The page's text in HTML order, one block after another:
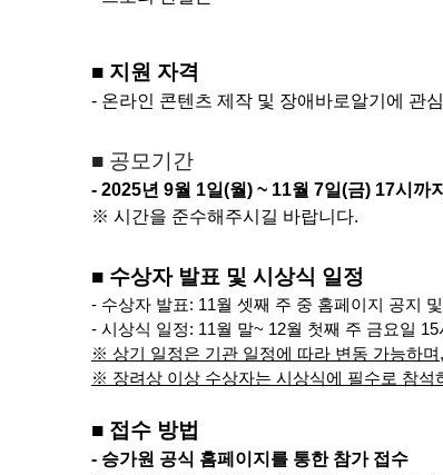
■ 지원 자격
- 온라인 콘텐츠 제작 및 장애바로알기에 관
■ 공모기간
- 2025년 9월 1일(월) ~ 11월 7일(금) 17시까지
※ 시간을 준수해주시길 바랍니다.
■ ​ 수상자 발표 및 시상식 일정
- 수상자 발표: 11월 셋째 주 중 홈페이지 공지
- 시상식 일정: 11월 말~ 12월 첫째 주 금요일
※ 상기 일정은 기관 일정에 따라 변동 가능하며
※ 장려상 이상 수상자는 시상식에 필수로 참석
■ 접수 방법
- 승가원 공식 홈페이지를 통한 참가 접수